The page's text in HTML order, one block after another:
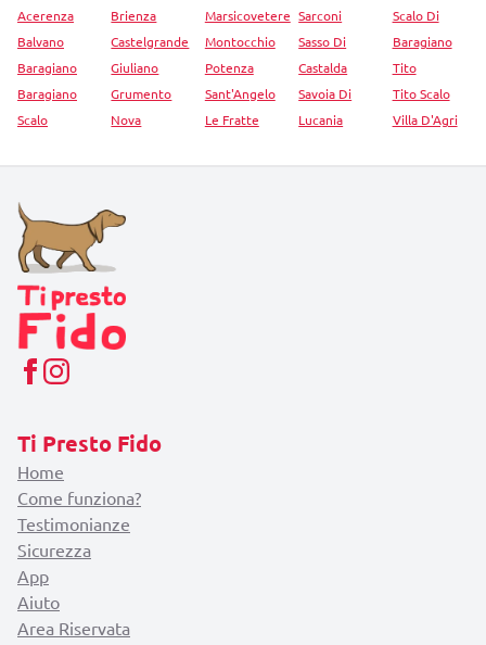
Acerenza
Balvano
Baragiano
Baragiano
Scalo
Brienza
Castelgrande
Giuliano
Grumento
Nova
Marsicovetere
Montocchio
Potenza
Sant'Angelo
Le Fratte
Sarconi
Sasso Di
Castalda
Savoia Di
Lucania
Scalo Di
Baragiano
Tito
Tito Scalo
Villa D'Agri
Ti Presto Fido
Home
Come funziona?
Testimonianze
Sicurezza
App
Aiuto
Area Riservata